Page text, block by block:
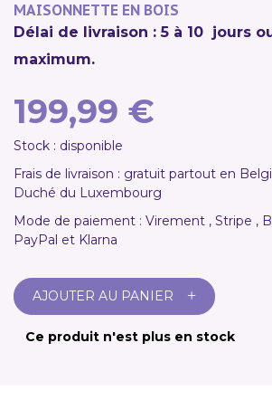
MAISONNETTE EN BOIS
Délai de livraison : 5 à 10 jours
maximum.
199,99 €
Stock : disponible
Frais de livraison : gratuit partout en
Duché du Luxembourg
Mode de paiement : Virement , Stripe ,
PayPal et Klarna
AJOUTER AU PANIER +
Ce produit n'est plus en stock